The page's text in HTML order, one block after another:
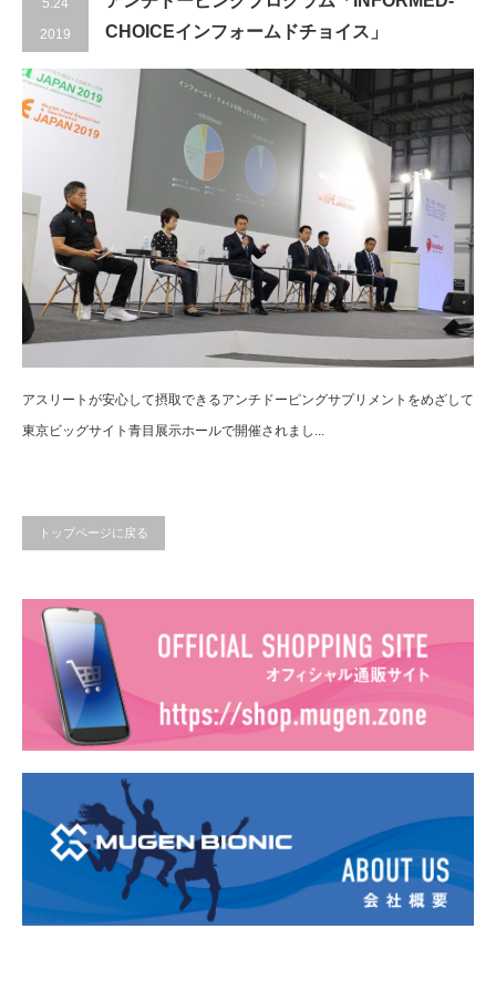
5.24
2019
CHOICEインフォームドチョイス」
アスリートが安心して摂取できるアンチドーピングサプリメントをめざして
東京ビッグサイト青目展示ホールで開催されまし...
トップページに戻る